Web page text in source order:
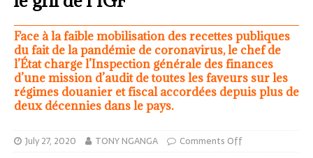
Face à la faible mobilisation des recettes publiques
du fait de la pandémie de coronavirus, le chef de
l’État charge l’Inspection générale des finances
d’une mission d’audit de toutes les faveurs sur les
régimes douanier et fiscal accordées depuis plus de
deux décennies dans le pays.
July 27, 2020 TONY NGANGA Comments Off